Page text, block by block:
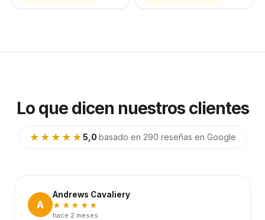
Lo que dicen nuestros clientes
★★★★★5,0·basado en 290 reseñas en Google
A
Andrews Cavaliery
★★★★★
hace 2 meses